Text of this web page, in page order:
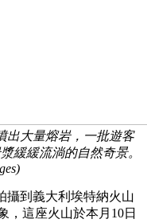
出大量熔岩，一批遊客
緩緩流淌的自然奇景。
攝到義大利埃特納火山
，這座火山於本月10日